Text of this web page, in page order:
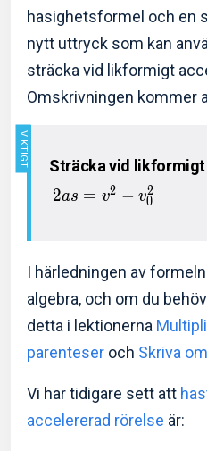
hasighetsformel och en
nytt uttryck som kan
sträcka vid likformigt
Omskrivningen kommer
Sträcka vid
2as = v2 − v0
2
I härledningen av
algebra, och om du
detta i lektionerna
parenteser och Skriva
Vi har tidigare sett att
accelererad rörelse är: